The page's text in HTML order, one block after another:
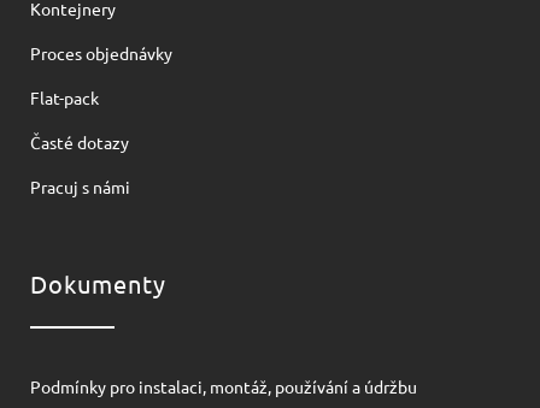
Kontejnery
Proces objednávky
Flat-pack
Časté dotazy
Pracuj s námi
Dokumenty
Podmínky pro instalaci, montáž, používání a údržbu